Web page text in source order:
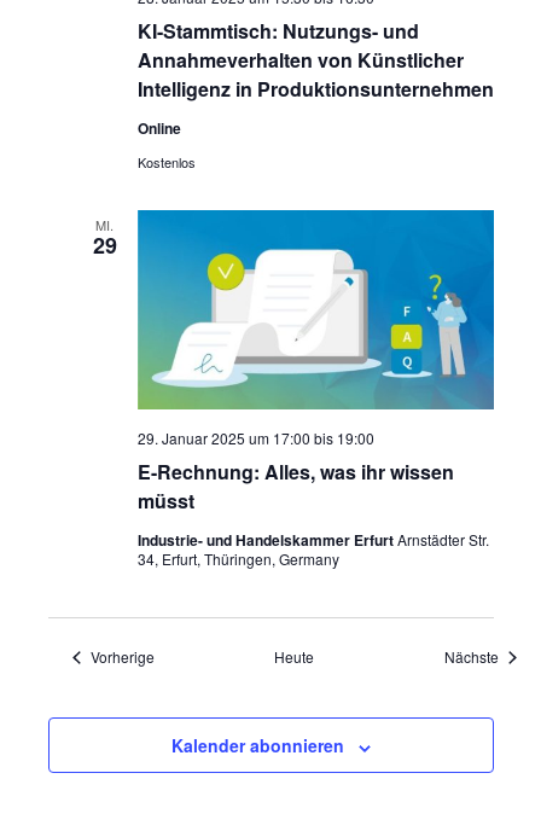
KI-Stammtisch: Nutzungs- und
Annahmeverhalten von Künstlicher
Intelligenz in Produktionsunternehmen
Online
Kostenlos
MI.
29
E-Rechnung: Alles, was ihr wissen
müsst
29. Januar 2025 um 17:00 bis 19:00
Industrie- und Handelskammer ErfurtArnstädter Str.
34, Erfurt, Thüringen, Germany
VorherigeVeranstaltungen Heute Nächste
Kalender abonnieren